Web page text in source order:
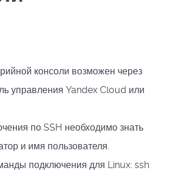
консоли возможен через
управления Yandex Cloud или
по SSH необходимо знать
и имя пользователя.
подключения для Linux: ssh